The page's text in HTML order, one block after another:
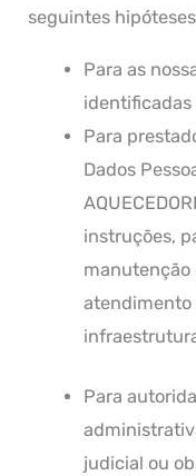
seguintes
Para as
identificadas
Para
Dados
instruções,
manutenção
atendimento
Para
judicial ou